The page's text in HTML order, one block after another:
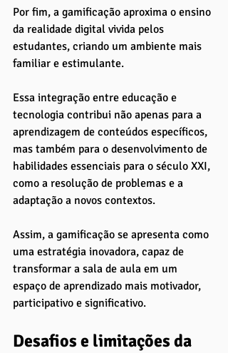
Por fim, a gamificação aproxima o ensino
da realidade digital vivida pelos
estudantes, criando um ambiente mais
familiar e estimulante.
Essa integração entre educação e
tecnologia contribui não apenas para a
aprendizagem de conteúdos específicos,
mas também para o desenvolvimento de
habilidades essenciais para o século XXI,
como a resolução de problemas e a
adaptação a novos contextos.
Assim, a gamificação se apresenta como
uma estratégia inovadora, capaz de
transformar a sala de aula em um
espaço de aprendizado mais motivador,
participativo e significativo.
Desafios e limitações da